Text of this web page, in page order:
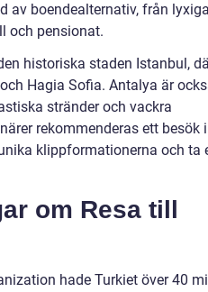
av boendealternativ, från
och pensionat.
historiska staden Istanbul,
Hagia Sofia. Antalya är
stränder och vackra
rekommenderas ett besök i
klippformationerna och ta
om Resa till
hade Turkiet över 40